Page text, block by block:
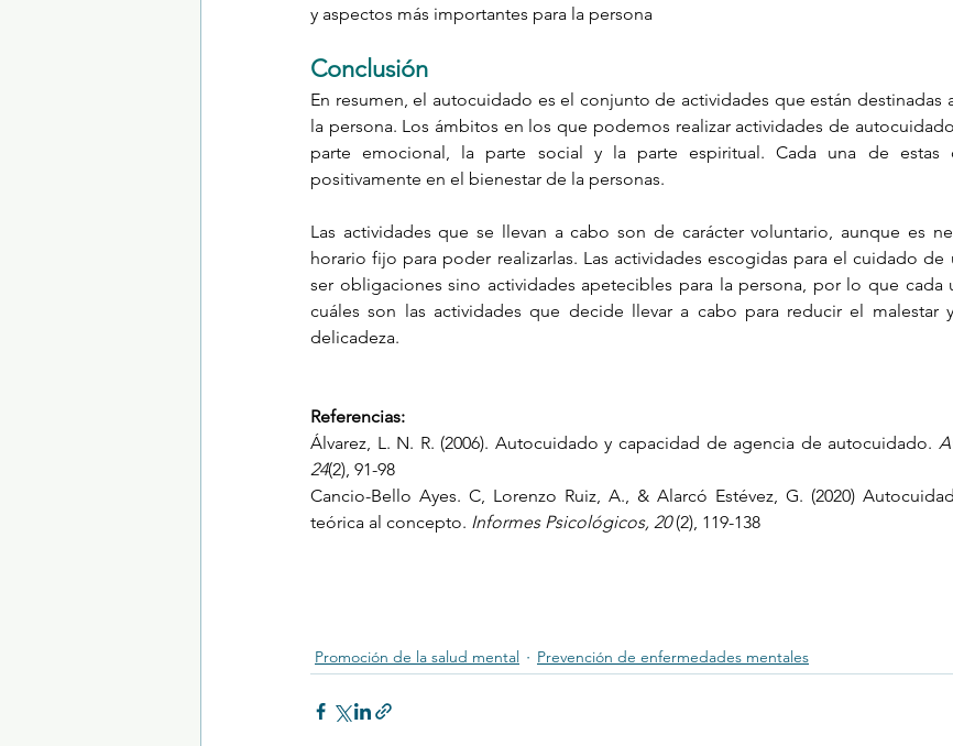
y aspectos más importantes para la persona
Conclusión
En resumen, el autocuidado es el conjunto de actividades que están destinadas
la persona. Los ámbitos en los que podemos realizar actividades de
parte emocional, la parte social y la parte espiritual. Cada una de estas
positivamente en el bienestar de la personas.
Las actividades que se llevan a cabo son de carácter voluntario, aunque es
horario fijo para poder realizarlas. Las actividades escogidas para el cuidado
ser obligaciones sino actividades apetecibles para la persona, por lo que
cuáles son las actividades que decide llevar a cabo para reducir el malestar
delicadeza.
Referencias:
Álvarez, L. N. R. (2006). Autocuidado y capacidad de agencia de autocuidado.
24(2), 91-98
Cancio-Bello Ayes. C, Lorenzo Ruiz, A., & Alarcó Estévez, G. (2020)
teórica al concepto. Informes Psicológicos, 20 (2), 119-138
Promoción de la salud mental Prevención de enfermedades mentales